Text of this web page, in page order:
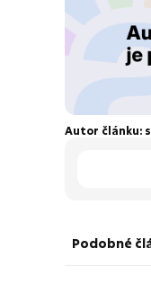
Autor článku:
Podobné